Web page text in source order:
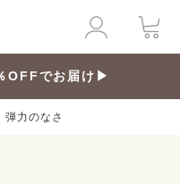
OFFでお届け▶
弾力のなさ